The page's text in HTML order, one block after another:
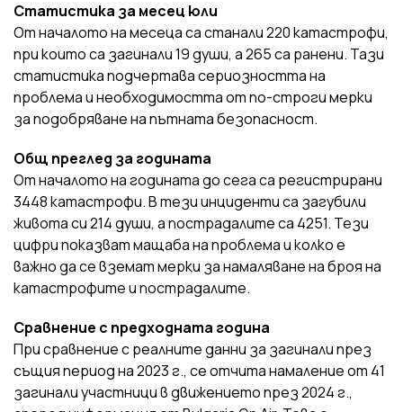
Статистика за месец юли
От началото на месеца са станали 220 катастрофи,
при които са загинали 19 души, а 265 са ранени. Тази
статистика подчертава сериозността на
проблема и необходимостта от по-строги мерки
за подобряване на пътната безопасност.
Общ преглед за годината
От началото на годината до сега са регистрирани
3448 катастрофи. В тези инциденти са загубили
живота си 214 души, а пострадалите са 4251. Тези
цифри показват мащаба на проблема и колко е
важно да се вземат мерки за намаляване на броя на
катастрофите и пострадалите.
Сравнение с предходната година
При сравнение с реалните данни за загинали през
същия период на 2023 г., се отчита намаление от 41
загинали участници в движението през 2024 г.,